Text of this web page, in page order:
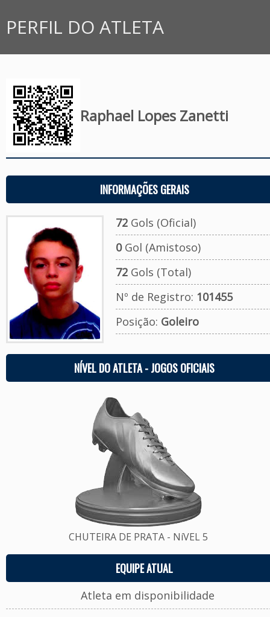
PERFIL DO ATLETA
Raphael Lopes Zanetti
INFORMAÇÕES GERAIS
72Gols (Oficial)
0Gol (Amistoso)
72Gols (Total)
Nº de Registro: 101455
Posição: Goleiro
NÍVEL DO ATLETA - JOGOS OFICIAIS
CHUTEIRA DE PRATA - NíVEL 5
EQUIPE ATUAL
Atleta em disponibilidade